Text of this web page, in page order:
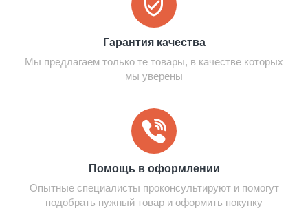
Гарантия качества
Мы предлагаем только те товары, в качестве которых
мы уверены
Помощь в оформлении
Опытные специалисты проконсультируют и помогут
подобрать нужный товар и оформить покупку